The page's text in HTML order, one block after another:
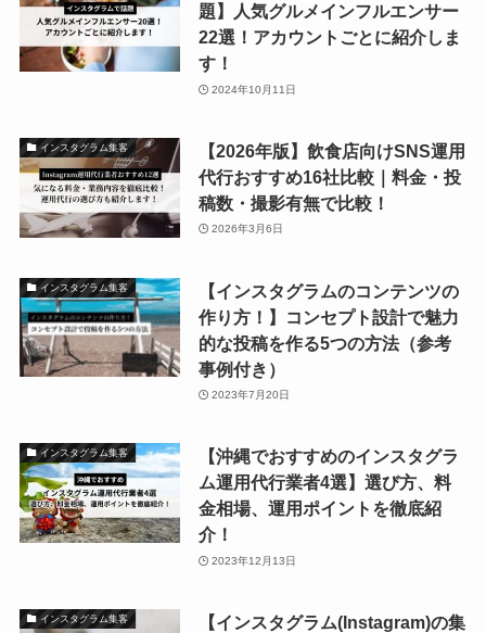
題】人気グルメインフルエンサー
22選！アカウントごとに紹介しま
す！
2024年10月11日
インスタグラム集客
【2026年版】飲食店向けSNS運用
代行おすすめ16社比較｜料金・投
稿数・撮影有無で比較！
2026年3月6日
インスタグラム集客
【インスタグラムのコンテンツの
作り方！】コンセプト設計で魅力
的な投稿を作る5つの方法（参考
事例付き）
2023年7月20日
インスタグラム集客
【沖縄でおすすめのインスタグラ
ム運用代行業者4選】選び方、料
金相場、運用ポイントを徹底紹
介！
2023年12月13日
インスタグラム集客
【インスタグラム(Instagram)の集